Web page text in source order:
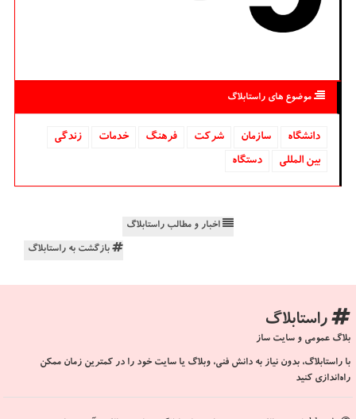
موضوع های راستابلاگ
دانشگاه‌ سازمان شركت فرهنگ خدمات
زندگی
بین المللی
دستگاه
اخبار و مطالب راستابلاگ
بازگشت به راستابلاگ
راستابلاگ
بلاگ عمومی و سایت ساز
با راستابلاگ، بدون نیاز به دانش فنی، وبلاگ یا سایت خود را در کمترین زمان ممکن
راه‌اندازی کنید